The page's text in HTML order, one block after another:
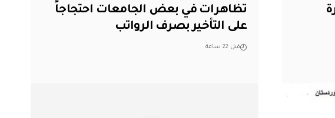
تظاهرات في بعض الجامعات احتجاجاً
على التأخير بصرف الرواتب
قبل 22 ساعة